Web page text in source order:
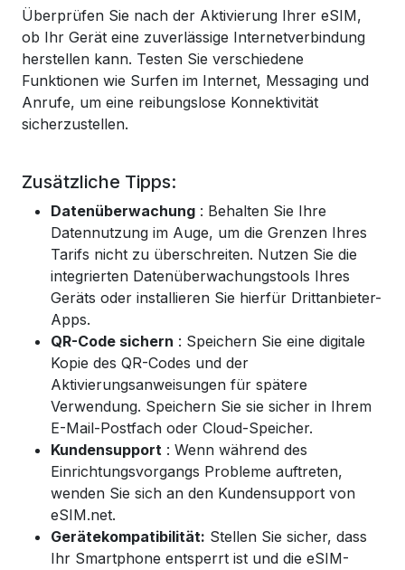
Überprüfen Sie nach der Aktivierung Ihrer eSIM,
ob Ihr Gerät eine zuverlässige Internetverbindung
herstellen kann. Testen Sie verschiedene
Funktionen wie Surfen im Internet, Messaging und
Anrufe, um eine reibungslose Konnektivität
sicherzustellen.
Zusätzliche Tipps:
Datenüberwachung : Behalten Sie Ihre
Datennutzung im Auge, um die Grenzen Ihres
Tarifs nicht zu überschreiten. Nutzen Sie die
integrierten Datenüberwachungstools Ihres
Geräts oder installieren Sie hierfür Drittanbieter-
Apps.
QR-Code sichern : Speichern Sie eine digitale
Kopie des QR-Codes und der
Aktivierungsanweisungen für spätere
Verwendung. Speichern Sie sie sicher in Ihrem
E-Mail-Postfach oder Cloud-Speicher.
Kundensupport : Wenn während des
Einrichtungsvorgangs Probleme auftreten,
wenden Sie sich an den Kundensupport von
eSIM.net.
Gerätekompatibilität: Stellen Sie sicher, dass
Ihr Smartphone entsperrt ist und die eSIM-